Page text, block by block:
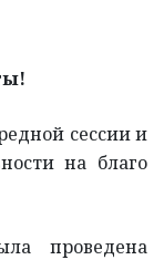
сессии и
на благо
проведена